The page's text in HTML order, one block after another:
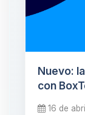
Nuevo:
con
16 de